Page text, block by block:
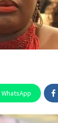
WhatsApp